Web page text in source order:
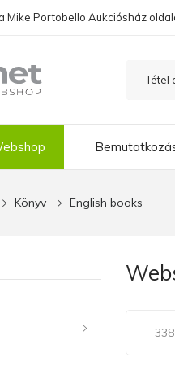
Mike Portobello Aukciósház
Könyv English books